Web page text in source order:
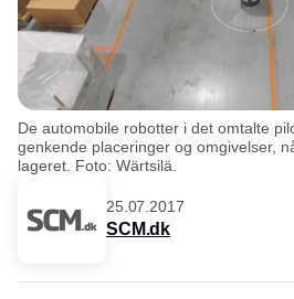
De automobile robotter i det omtalte
genkende placeringer og omgivelser,
lageret. Foto: Wärtsilä.
25.07.2017
SCM.dk